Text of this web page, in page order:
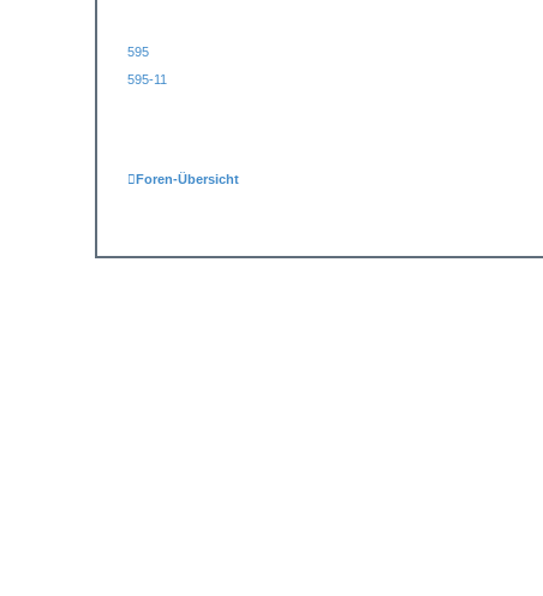
595
595-11
Foren-Übersicht